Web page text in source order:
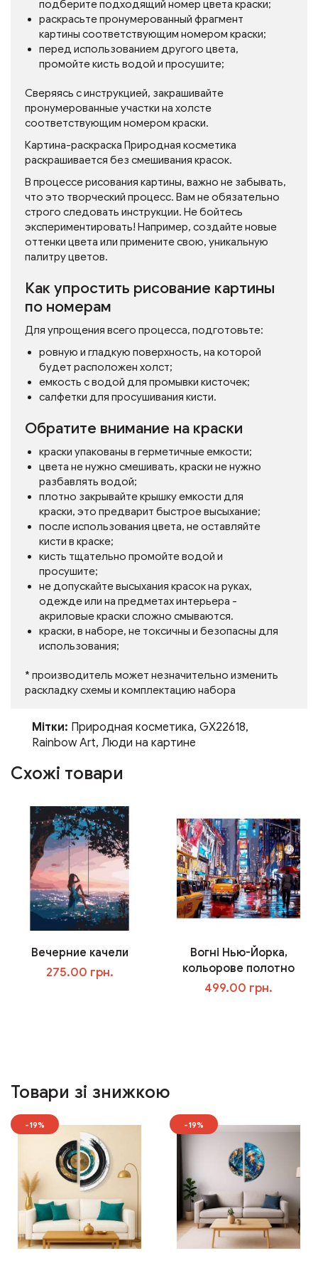
подберите подходящий номер цвета краски;
раскрасьте пронумерованный фрагмент
картины соответствующим номером краски;
перед использованием другого цвета,
промойте кисть водой и просушите;
Сверяясь с инструкцией, закрашивайте
пронумерованные участки на холсте
соответствующим номером краски.
Картина-раскраска Природная косметика
раскрашивается без смешивания красок.
В процессе рисования картины, важно не забывать,
что это творческий процесс. Вам не обязательно
строго следовать инструкции. Не бойтесь
экспериментировать! Например, создайте новые
оттенки цвета или примените свою, уникальную
палитру цветов.
Как упростить рисование картины
по номерам
Для упрощения всего процесса, подготовьте:
ровную и гладкую поверхность, на которой
будет расположен холст;
емкость с водой для промывки кисточек;
салфетки для просушивания кисти.
Обратите внимание на краски
краски упакованы в герметичные емкости;
цвета не нужно смешивать, краски не нужно
разбавлять водой;
плотно закрывайте крышку емкости для
краски, это предварит быстрое высыхание;
после использования цвета, не оставляйте
кисти в краске;
кисть тщательно промойте водой и
просушите;
не допускайте высыхания красок на руках,
одежде или на предметах интерьера -
акриловые краски сложно смываются.
краски, в наборе, не токсичны и безопасны для
использования;
* производитель может незначительно изменить
раскладку схемы и комплектацию набора
Мітки: Природная косметика, GX22618,
Rainbow Art, Люди на картине
Схожі товари
Вечерние качели
275.00 грн.
Вогні Нью-Йорка,
кольорове полотно
499.00 грн.
Товари зі знижкою
-19% -19%